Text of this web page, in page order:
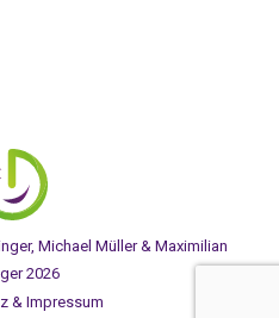
Michael Müller & Maximilian
2026
& Impressum